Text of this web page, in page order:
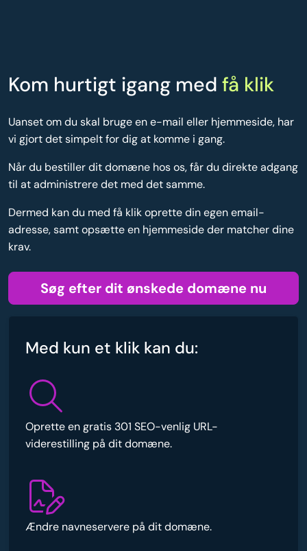
Kom hurtigt igang med få klik
Uanset om du skal bruge en e-mail eller hjemmeside, har
vi gjort det simpelt for dig at komme i gang.
Når du bestiller dit domæne hos os, får du direkte adgang
til at administrere det med det samme.
Dermed kan du med få klik oprette din egen email-
adresse, samt opsætte en hjemmeside der matcher dine
krav.
Søg efter dit ønskede domæne nu
Med kun et klik kan du:
Oprette en gratis 301 SEO-venlig URL-
viderestilling på dit domæne.
Ændre navneservere på dit domæne.